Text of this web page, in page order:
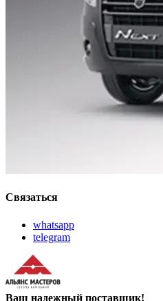
Связаться
whatsapp
telegram
Ваш надежный поставщик!